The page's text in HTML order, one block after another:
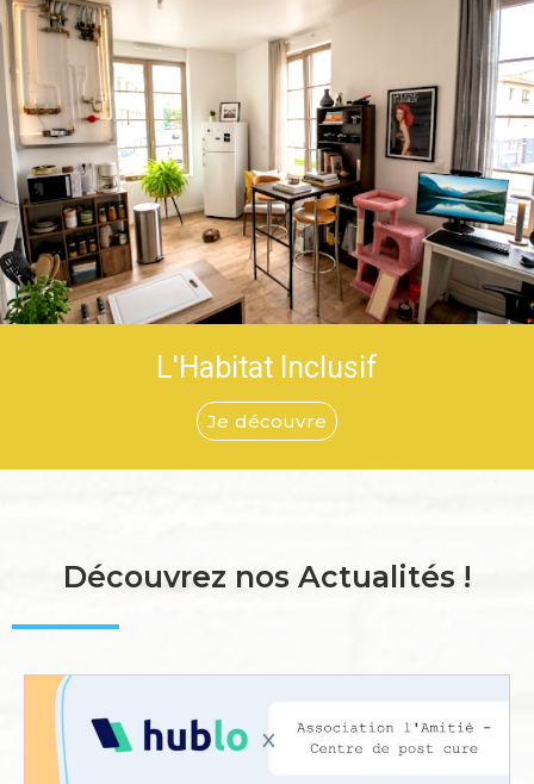
L'Habitat Inclusif
Je découvre
Découvrez nos Actualités !